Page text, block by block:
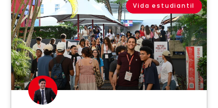
Vida estudiantil